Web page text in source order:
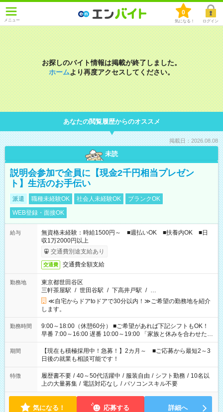
メニュー
0
気になる！ ログイン
お探しのバイト情報は掲載が終了しました。
ホームより再度アクセスしてください。
あなたの閲覧履歴からのオススメ
掲載日：2026.08.08
未読
説明会参加で全員に【現金2千円相当プレゼン
ト】生活のお手伝い
派遣 職種未経験OK 社会人未経験OK
ブランクOK
WEB登録・面接OK
給与
無資格未経験：時給1500円～ ■週払いOK ■扶養内OK ■日
収1万2000円以上
交通費別途支給あり
交通費 交通費全額支給
勤務地
東京都世田谷区
三軒茶屋駅 / 世田谷駅 / 下高井戸駅 / …
≪自宅からドアtoドアで30分以内！≫ご希望の勤務地を紹介
します。
勤務時間
9:00～18:00（休憩60分） ■ご希望があれば下記シフトもOK！
早番 7:00～16:00 遅番 10:00～19:00 「家族と休みを合わせた
い」 「余裕を持って夕飯の準備がしたい」 「できれば残業はし
たくない」 など、ご希望を教えてくださいね。 ※Wワーク希望
の方へ 今ご覧のお仕事で希望する勤務時間と、もう1つのお仕事
の勤務時間。 合計で週40時間を超える場合は応募できません。
期間
【現在も積極採用中！急募！】2カ月～ ■ご応募から最短2～3
日後の就業も相談可能です！
特徴 履歴書不要 / 40～50代活躍中 / 服装自由 / シフト勤務 / 10名以
上の大量募集 / 電話対応なし / パソコンスキル不要
気になる！ 応募する 詳細へ